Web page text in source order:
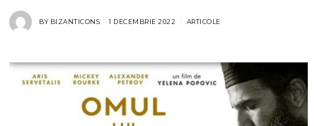
BY BIZANTICONS 1 DECEMBRIE 2022
M
R
ARTICOLE